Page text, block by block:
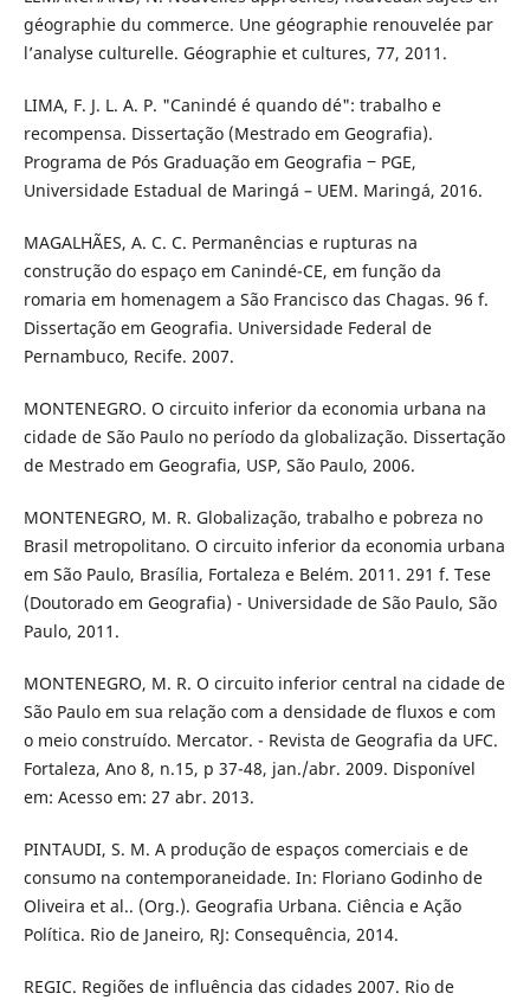
géographie du commerce. Une géographie renouvelée par
l’analyse culturelle. Géographie et cultures, 77, 2011.
LIMA, F. J. L. A. P. "Canindé é quando dé": trabalho e
recompensa. Dissertação (Mestrado em Geografia).
Programa de Pós Graduação em Geografia ‒ PGE,
Universidade Estadual de Maringá – UEM. Maringá, 2016.
MAGALHÃES, A. C. C. Permanências e rupturas na
construção do espaço em Canindé-CE, em função da
romaria em homenagem a São Francisco das Chagas. 96 f.
Dissertação em Geografia. Universidade Federal de
Pernambuco, Recife. 2007.
MONTENEGRO. O circuito inferior da economia urbana na
cidade de São Paulo no período da globalização. Dissertação
de Mestrado em Geografia, USP, São Paulo, 2006.
MONTENEGRO, M. R. Globalização, trabalho e pobreza no
Brasil metropolitano. O circuito inferior da economia urbana
em São Paulo, Brasília, Fortaleza e Belém. 2011. 291 f. Tese
(Doutorado em Geografia) - Universidade de São Paulo, São
Paulo, 2011.
MONTENEGRO, M. R. O circuito inferior central na cidade de
São Paulo em sua relação com a densidade de fluxos e com
o meio construído. Mercator. - Revista de Geografia da UFC.
Fortaleza, Ano 8, n.15, p 37-48, jan./abr. 2009. Disponível
em: Acesso em: 27 abr. 2013.
PINTAUDI, S. M. A produção de espaços comerciais e de
consumo na contemporaneidade. In: Floriano Godinho de
Oliveira et al.. (Org.). Geografia Urbana. Ciência e Ação
Política. Rio de Janeiro, RJ: Consequência, 2014.
REGIC. Regiões de influência das cidades 2007. Rio de